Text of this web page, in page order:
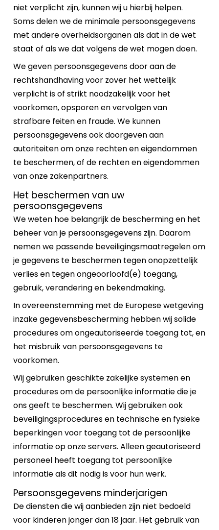
niet verplicht zijn, kunnen wij u hierbij helpen.
Soms delen we de minimale persoonsgegevens
met andere overheidsorganen als dat in de wet
staat of als we dat volgens de wet mogen doen.
We geven persoonsgegevens door aan de
rechtshandhaving voor zover het wettelijk
verplicht is of strikt noodzakelijk voor het
voorkomen, opsporen en vervolgen van
strafbare feiten en fraude. We kunnen
persoonsgegevens ook doorgeven aan
autoriteiten om onze rechten en eigendommen
te beschermen, of de rechten en eigendommen
van onze zakenpartners.
Het beschermen van uw
persoonsgegevens
We weten hoe belangrijk de bescherming en het
beheer van je persoonsgegevens zijn. Daarom
nemen we passende beveiligingsmaatregelen om
je gegevens te beschermen tegen onopzettelijk
verlies en tegen ongeoorloofd(e) toegang,
gebruik, verandering en bekendmaking.
In overeenstemming met de Europese wetgeving
inzake gegevensbescherming hebben wij solide
procedures om ongeautoriseerde toegang tot, en
het misbruik van persoonsgegevens te
voorkomen.
Wij gebruiken geschikte zakelijke systemen en
procedures om de persoonlijke informatie die je
ons geeft te beschermen. Wij gebruiken ook
beveiligingsprocedures en technische en fysieke
beperkingen voor toegang tot de persoonlijke
informatie op onze servers. Alleen geautoriseerd
personeel heeft toegang tot persoonlijke
informatie als dit nodig is voor hun werk.
Persoonsgegevens minderjarigen
De diensten die wij aanbieden zijn niet bedoeld
voor kinderen jonger dan 18 jaar. Het gebruik van